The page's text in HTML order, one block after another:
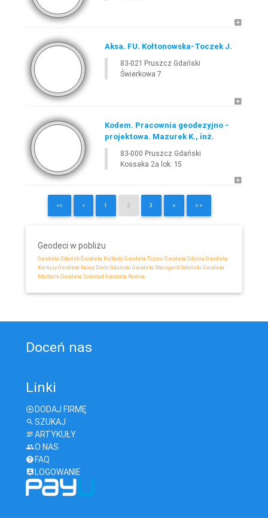
Aksa. FU. Kołtonowska-Toczek J.
83-021 Pruszcz Gdański
Świerkowa 7
Kodem. Pracownia geodezyjno -
projektowa. Mazurek K., inż.
83-000 Pruszcz Gdański
Kossaka 2a lok. 15
<< < 1 2 3 > >>
Geodeci w pobliżu
Geodeta Gdańsk Geodeta Kolbudy Geodeta Tczew Geodeta Gdynia Geodeta
Kartuzy Geodeta Nowy Dwór Gdański Geodeta Starogard Gdański Geodeta
Malbork Geodeta Szemud Geodeta Rumia
Doceń nas
Linki
DODAJ FIRMĘ
SZUKAJ
ARTYKUŁY
O NAS
FAQ
LOGOWANIE